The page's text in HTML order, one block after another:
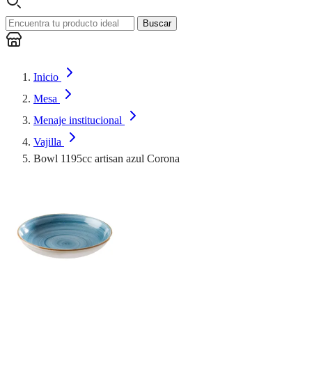
Buscar
Inicio
Mesa
Menaje institucional
Vajilla
Bowl 1195cc artisan azul Corona